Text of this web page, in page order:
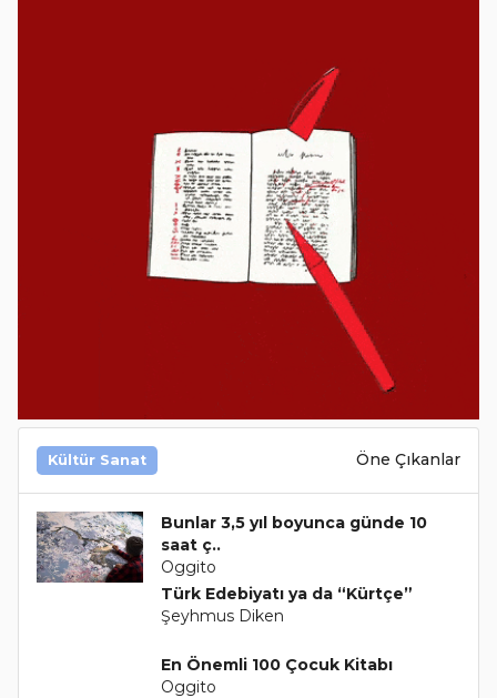
Kültür Sanat Öne Çıkanlar
Bunlar 3,5 yıl boyunca günde 10
saat ç..
Oggito
Türk Edebiyatı ya da “Kürtçe”
Şeyhmus Diken
En Önemli 100 Çocuk Kitabı
Oggito